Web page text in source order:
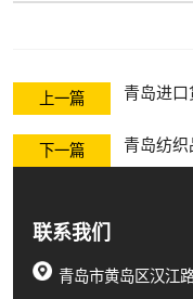
上一篇 青岛进口
下一篇 青岛纺织
联系我们
青岛市黄岛区汉江